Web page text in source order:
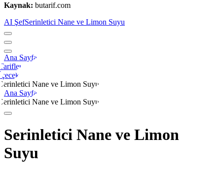
Kaynak: butarif.com
AI ŞefSerinletici Nane ve Limon Suyu
Ana Sayfa
Nane ve Limon Suyu
Ana Sayfa
Nane ve Limon Suyu
Serinletici Nane ve Limon
Suyu